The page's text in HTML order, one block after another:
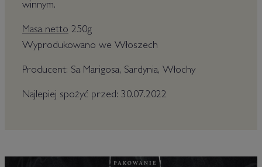
winnym.
Masa netto 250g
Wyprodukowano we Włoszech
Producent: Sa Marigosa, Sardynia, Włochy
Najlepiej spożyć przed: 30.07.2022